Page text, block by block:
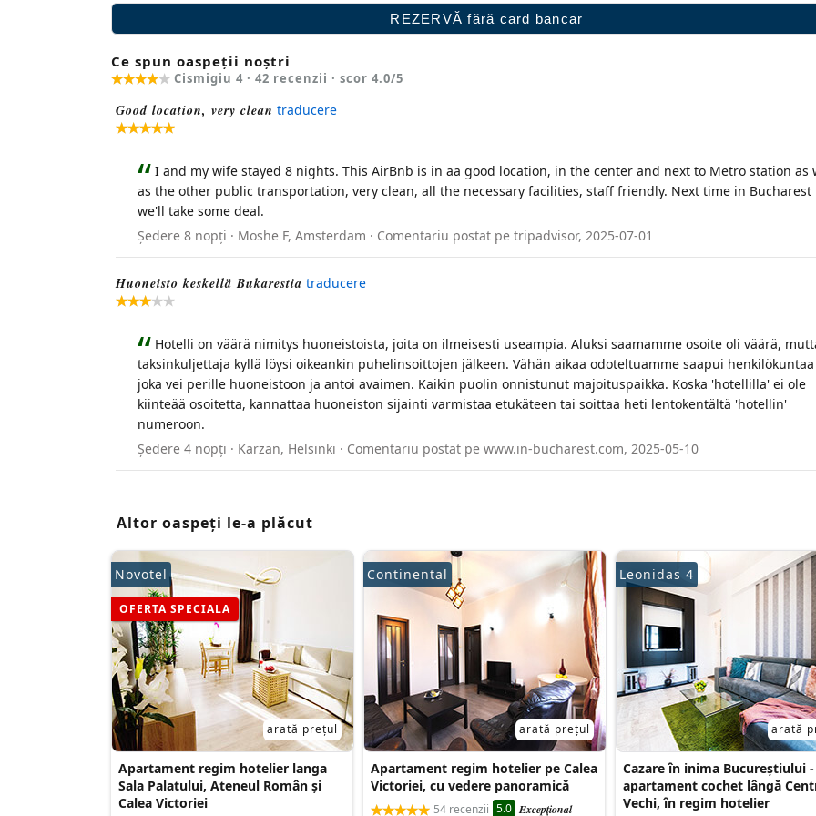
Ce spun oaspeții noștri
Cismigiu 4 · 42 recenzii · scor 4.0/5
Good location, very clean traducere
I and my wife stayed 8 nights. This AirBnb is in aa good location, in the center and next to Metro station as
as the other public transportation, very clean, all the necessary facilities, staff friendly. Next time in Bucharest
we'll take some deal.
Ședere 8 nopți · Moshe F, Amsterdam · Comentariu postat pe tripadvisor, 2025-07-01
Huoneisto keskellä Bukarestia traducere
Hotelli on väärä nimitys huoneistoista, joita on ilmeisesti useampia. Aluksi saamamme osoite oli väärä,
taksinkuljettaja kyllä löysi oikeankin puhelinsoittojen jälkeen. Vähän aikaa odoteltuamme saapui henkilökuntaa
joka vei perille huoneistoon ja antoi avaimen. Kaikin puolin onnistunut majoituspaikka. Koska 'hotellilla' ei ole
kiinteää osoitetta, kannattaa huoneiston sijainti varmistaa etukäteen tai soittaa heti lentokentältä 'hotellin'
numeroon.
Ședere 4 nopți · Karzan, Helsinki · Comentariu postat pe www.in-bucharest.com, 2025-05-10
Altor oaspeți le-a plăcut
Novotel
OFERTA SPECIALA
Apartament regim hotelier langa
Sala Palatului, Ateneul Român și
Calea Victoriei
arată prețul
Continental
Apartament regim hotelier pe Calea
Victoriei, cu vedere panoramică
54 recenzii 5.0 Excepţional
arată prețul
Leonidas 4
Cazare în inima Bucureștiului -
apartament cochet lângă
Vechi, în regim hotelier
arată